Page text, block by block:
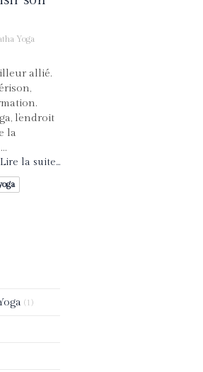
Yoga
allié.
l’endroit
la
Lire la suite...
(1)